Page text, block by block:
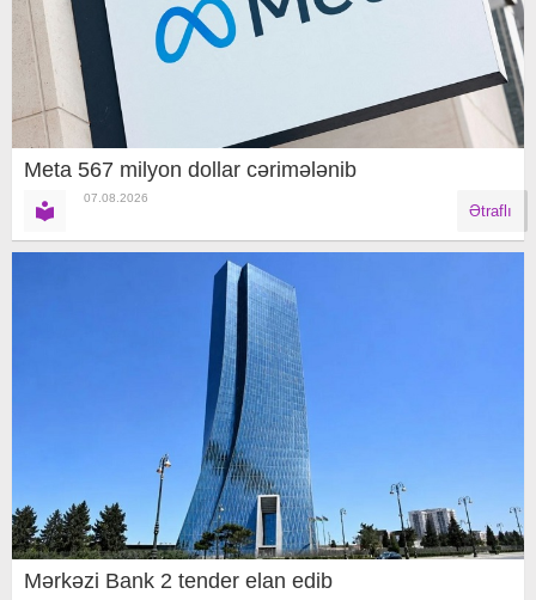
Meta 567 milyon dollar cərimələnib
07.08.2026
Ətraflı
Mərkəzi Bank 2 tender elan edib